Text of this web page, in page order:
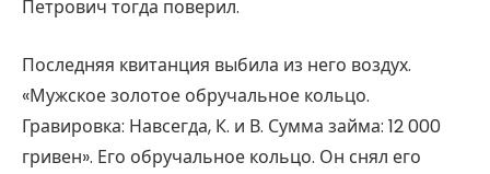
Петрович тогда поверил.
Последняя квитанция выбила из него воздух.
«Мужское золотое обручальное кольцо.
Гравировка: Навсегда, К. и В. Сумма займа: 12 000
гривен». Его обручальное кольцо. Он снял его